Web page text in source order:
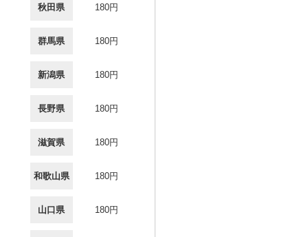
秋田県 180円
群馬県 180円
新潟県 180円
長野県 180円
滋賀県 180円
和歌山県 180円
山口県 180円